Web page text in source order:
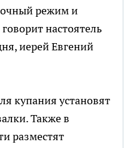
режим и
настоятель
иерей Евгений
купания установят
Также в
разместят